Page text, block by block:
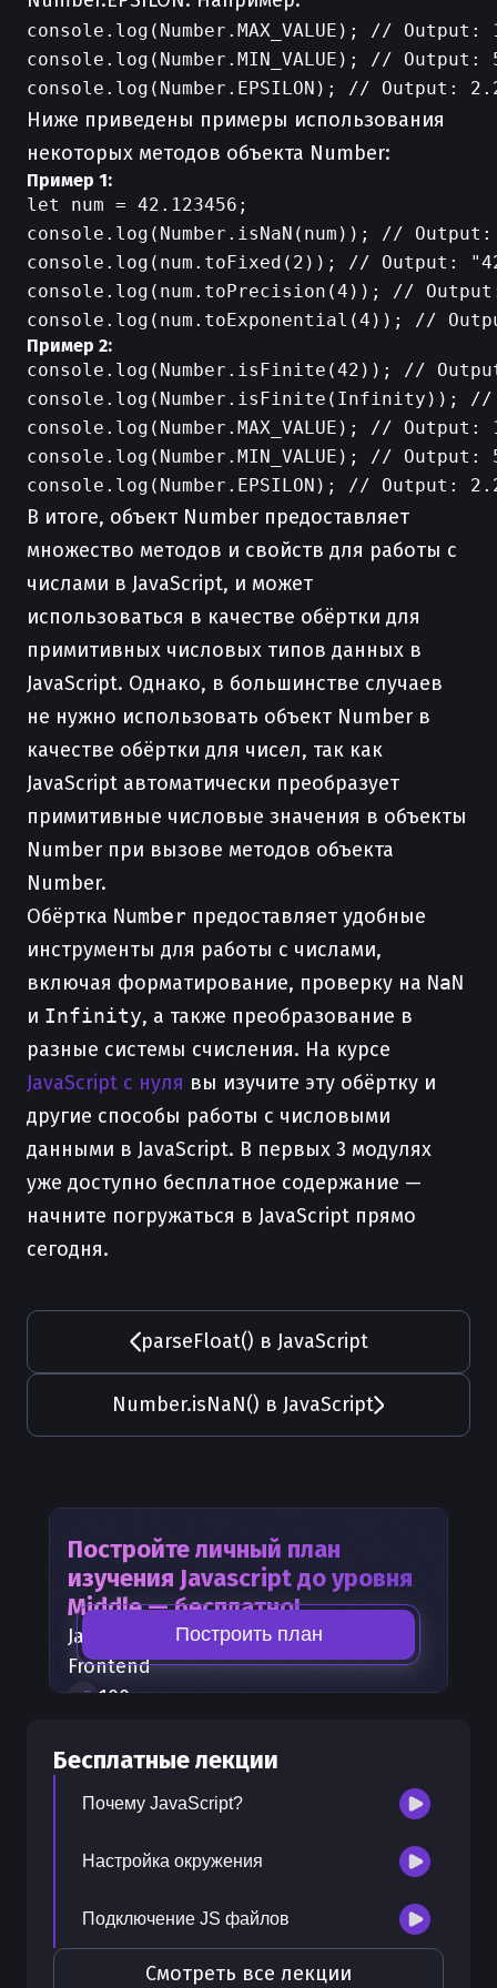
console.log(Number.MAX_VALUE); // Output:
console.log(Number.MIN_VALUE); // Output:
Ниже приведены примеры использования
некоторых методов объекта Number:
Пример 1:
let num = 42.123456;
console.log(Number.isNaN(num)); //
console.log(num.toFixed(2)); // Output:
console.log(num.toPrecision(4)); //
Пример 2:
console.log(Number.isFinite(42)); //
console.log(Number.isFinite(Infinity)); //
console.log(Number.MAX_VALUE); // Output:
console.log(Number.MIN_VALUE); // Output:
В итоге, объект Number предоставляет
множество методов и свойств для работы с
числами в JavaScript, и может
использоваться в качестве обёртки для
примитивных числовых типов данных в
JavaScript. Однако, в большинстве случаев
не нужно использовать объект Number в
качестве обёртки для чисел, так как
JavaScript автоматически преобразует
примитивные числовые значения в объекты
Number при вызове методов объекта
Number.
Обёртка Number предоставляет удобные
инструменты для работы с числами,
включая форматирование, проверку на NaN
и Infinity, а также преобразование в
разные системы счисления. На курсе
JavaScript с нуля вы изучите эту обёртку и
другие способы работы с числовыми
данными в JavaScript. В первых 3 модулях
уже доступно бесплатное содержание —
начните погружаться в JavaScript прямо
сегодня.
parseFloat() в JavaScript
Number.isNaN() в JavaScript
Постройте личный план
изучения Javascriptдо уровня
Middle — бесплатно!
Javascript
— часть карты развития
Frontend
100+шагов развития
300 бонусных рублей
Построить план
Бесплатные лекции
Почему JavaScript?
Настройка окружения
Подключение JS файлов
Смотреть все лекции